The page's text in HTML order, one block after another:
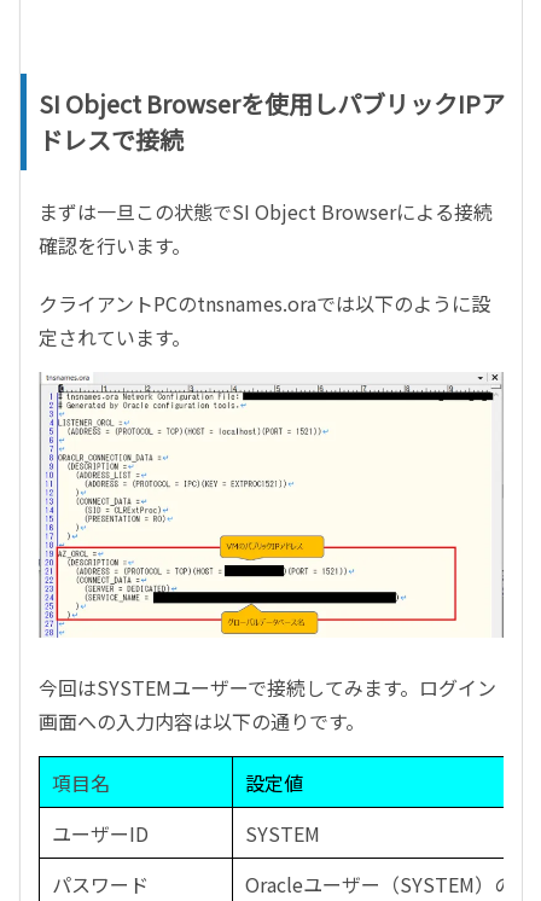
SI Object Browserを使用しパブリックIPア
ドレスで接続
まずは一旦この状態でSI Object Browserによる接続
確認を行います。
クライアントPCのtnsnames.oraでは以下のように設
定されています。
今回はSYSTEMユーザーで接続してみます。ログイン
画面への入力内容は以下の通りです。
項目名
設定値
ユーザーID
SYSTEM
パスワード
Oracleユーザー（SYSTEM）のパ